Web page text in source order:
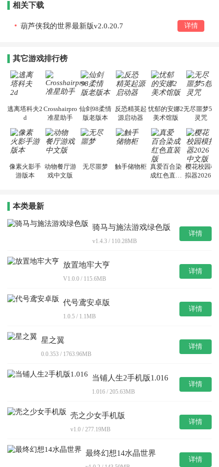
相关下载
葫芦侠我的世界最新版v2.0.20.7 详情
其它游戏排行榜
逃离塔科夫2
d
Crosshairpro
准星助手
仙剑98柔情
版老版本
反恐精英起
源启动器
忧郁的安娜2
美术馆版
无尽噩梦5怨
灵咒
像素火影手
游版本
动物餐厅游
戏中文版
无尽噩梦 触手储物柜 真爱百合染
成红色直装
樱花校园模
拟器2026中
本类最新
骑马与施法游戏绿色版
v1.4.3 / 110.28MB
详情
放置地牢大亨
V1.0.0 / 115.6MB
详情
代号鸢安卓版
1.0.5 / 1.1MB
详情
星之翼
0.0.353 / 1763.96MB
详情
当铺人生2手机版1.016
1.016 / 205.63MB
详情
壳之少女手机版
v1.0 / 277.19MB
详情
最终幻想14水晶世界
详情